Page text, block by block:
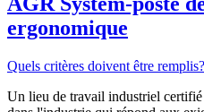
ergonomique
Quels critères doivent être remplis?
Un lieu de travail industriel